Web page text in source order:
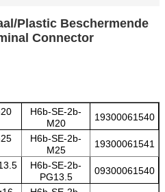
Plastic Beschermende
Connector
H6b-SE-2b-
M20
19300061540
H6b-SE-2b-
M25
19300061541
H6b-SE-2b-
PG13.5
09300061540